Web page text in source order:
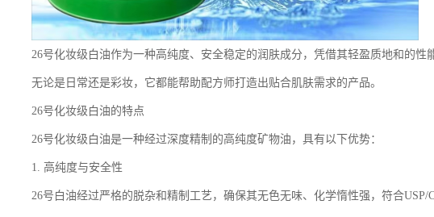
26号化妆级白油作为一种高纯度、安全稳定的润肤成分，凭借其轻盈质地和的性
无论是日常还是彩妆，它都能帮助配方师打造出贴合肌肤需求的产品。
26号化妆级白油的特点
26号化妆级白油是一种经过深度精制的高纯度矿物油，具有以下优势：
1. 高纯度与安全性
26号白油经过严格的脱杂和精制工艺，确保其无色无味、化学惰性强，符合